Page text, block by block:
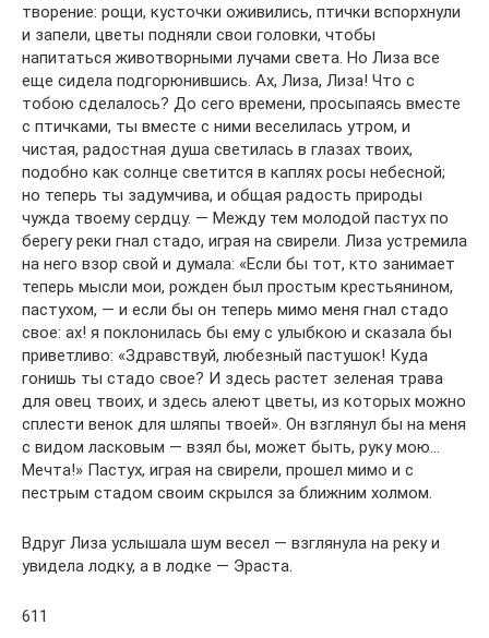
творение: рощи, кусточки оживились, птички вспорхнули
и запели, цветы подняли свои головки, чтобы
напитаться животворными лучами света. Но Лиза все
еще сидела подгорюнившись. Ах, Лиза, Лиза! Что с
тобою сделалось? До сего времени, просыпаясь вместе
с птичками, ты вместе с ними веселилась утром, и
чистая, радостная душа светилась в глазах твоих,
подобно как солнце светится в каплях росы небесной;
но теперь ты задумчива, и общая радость природы
чужда твоему сердцу. — Между тем молодой пастух по
берегу реки гнал стадо, играя на свирели. Лиза устремила
на него взор свой и думала: «Если бы тот, кто занимает
теперь мысли мои, рожден был простым крестьянином,
пастухом, — и если бы он теперь мимо меня гнал стадо
свое: ах! я поклонилась бы ему с улыбкою и сказала бы
приветливо: «Здравствуй, любезный пастушок! Куда
гонишь ты стадо свое? И здесь растет зеленая трава
для овец твоих, и здесь алеют цветы, из которых можно
сплести венок для шляпы твоей». Он взглянул бы на меня
с видом ласковым — взял бы, может быть, руку мою…
Мечта!» Пастух, играя на свирели, прошел мимо и с
пестрым стадом своим скрылся за ближним холмом.
Вдруг Лиза услышала шум весел — взглянула на реку и
увидела лодку, а в лодке — Эраста.
611